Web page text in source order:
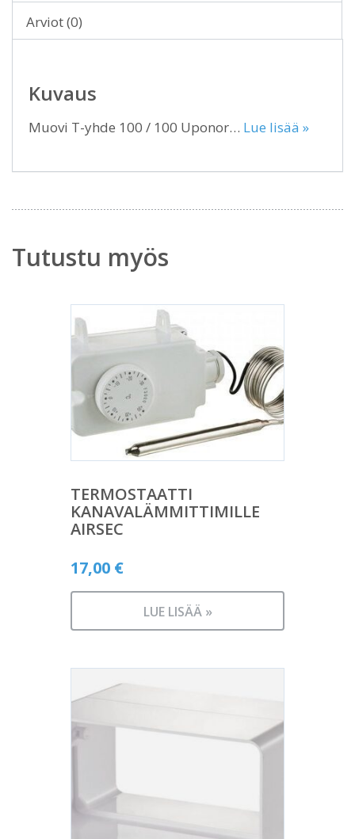
Arviot (0)
Kuvaus
Muovi T-yhde 100 / 100 Uponor… Lue lisää »
Tutustu myös
TERMOSTAATTI
KANAVALÄMMITTIMILLE
AIRSEC
17,00 €
LUE LISÄÄ »